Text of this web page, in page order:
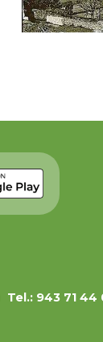
Tel.: 943 71 44